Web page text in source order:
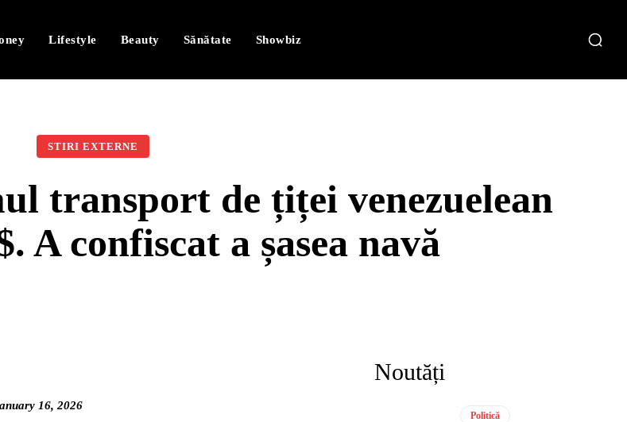
Lifestyle Beauty Sănătate Showbiz
STIRI EXTERNE
transport de țiței venezuelean
A confiscat a șasea navă
16, 2026
Noutăți
Politică